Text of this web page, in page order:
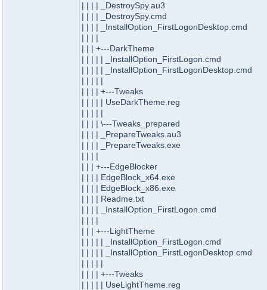
| | | | _DestroySpy.au3
| | | | _DestroySpy.cmd
| | | | _InstallOption_FirstLogonDesktop.cmd
| | | |
| | | +---DarkTheme
| | | | | _InstallOption_FirstLogon.cmd
| | | | | _InstallOption_FirstLogonDesktop.cmd
| | | | |
| | | | +---Tweaks
| | | | | UseDarkTheme.reg
| | | | |
| | | | \---Tweaks_prepared
| | | | _PrepareTweaks.au3
| | | | _PrepareTweaks.exe
| | | |
| | | +---EdgeBlocker
| | | | EdgeBlock_x64.exe
| | | | EdgeBlock_x86.exe
| | | | Readme.txt
| | | | _InstallOption_FirstLogon.cmd
| | | |
| | | +---LightTheme
| | | | | _InstallOption_FirstLogon.cmd
| | | | | _InstallOption_FirstLogonDesktop.cmd
| | | | |
| | | | +---Tweaks
| | | | | UseLightTheme.reg